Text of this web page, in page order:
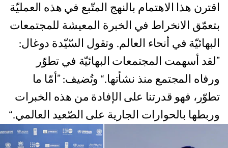
اقترن هذا الاهتمام بالنهج المتّبع في هذه العمليّة
بتعمّق الانخراط في الخبرة المعيشة للمجتمعات
البهائيّة في أنحاء العالم. وتقول السّيّدة دوغال:
”لقد أسهمت المجتمعات البهائيّة في تطوّر
ورفاه المجتمع منذ نشأتها.“ وتُضيف: ”أمّا ما
تطوّر، فهو قدرتنا على الإفادة من هذه الخبرات
وربطها بالحوارات الجارية على الصّعيد العالمي.“